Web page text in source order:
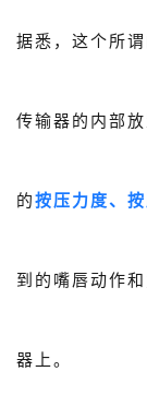
据悉， 这个所
传输器的内部
的按压力度、
到的嘴唇动作
器上。